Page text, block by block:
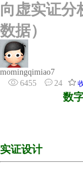
向虚实证分
数据）
momingqimiao7
6455
24
数
实证设计